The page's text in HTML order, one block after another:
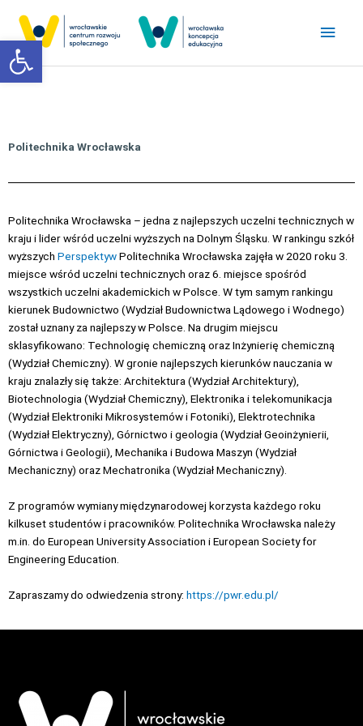
Otwórz pasek narzędzi
treści
Politechnika Wrocławska
Politechnika Wrocławska – jedna z najlepszych uczelni technicznych w
kraju i lider wśród uczelni wyższych na Dolnym Śląsku. W rankingu szkół
wyższych PerspektywPolitechnika Wrocławska zajęła w 2020 roku 3.
miejsce wśród uczelni technicznych oraz 6. miejsce spośród
wszystkich uczelni akademickich w Polsce. W tym samym rankingu
kierunek Budownictwo (Wydział Budownictwa Lądowego i Wodnego)
został uznany za najlepszy w Polsce. Na drugim miejscu
sklasyfikowano: Technologię chemiczną oraz Inżynierię chemiczną
(Wydział Chemiczny). W gronie najlepszych kierunków nauczania w
kraju znalazły się także: Architektura (Wydział Architektury),
Biotechnologia (Wydział Chemiczny), Elektronika i telekomunikacja
(Wydział Elektroniki Mikrosystemów i Fotoniki), Elektrotechnika
(Wydział Elektryczny), Górnictwo i geologia (Wydział Geoinżynierii,
Górnictwa i Geologii), Mechanika i Budowa Maszyn (Wydział
Mechaniczny) oraz Mechatronika (Wydział Mechaniczny).
Z programów wymiany międzynarodowej korzysta każdego roku
kilkuset studentów i pracowników. Politechnika Wrocławska należy
m.in. do European University Association i European Society for
Engineering Education.
Zapraszamy do odwiedzenia strony: https://pwr.edu.pl/